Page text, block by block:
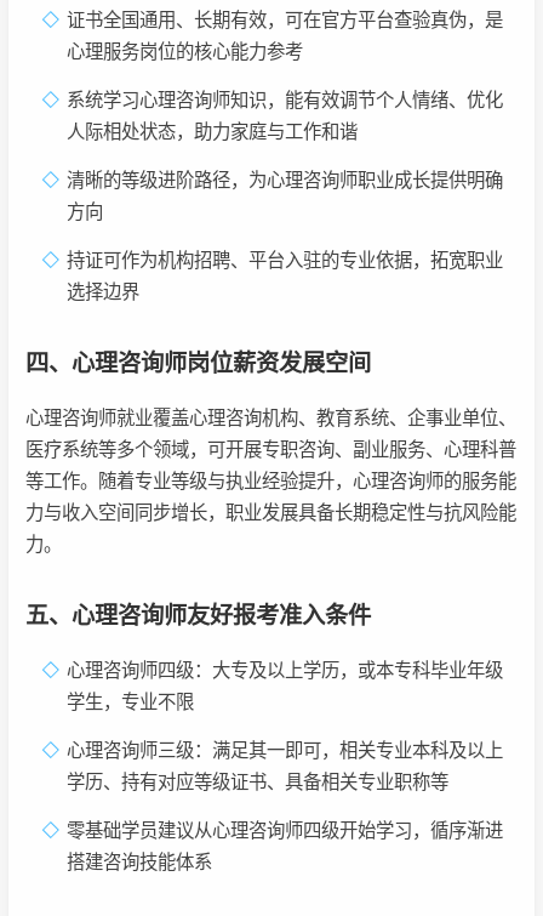
证书全国通用、长期有效，可在官方平台查验真伪，是
心理服务岗位的核心能力参考
系统学习心理咨询师知识，能有效调节个人情绪、优化
人际相处状态，助力家庭与工作和谐
清晰的等级进阶路径，为心理咨询师职业成长提供明确
方向
持证可作为机构招聘、平台入驻的专业依据，拓宽职业
选择边界
四、心理咨询师岗位薪资发展空间
心理咨询师就业覆盖心理咨询机构、教育系统、企事业单位、
医疗系统等多个领域，可开展专职咨询、副业服务、心理科普
等工作。随着专业等级与执业经验提升，心理咨询师的服务能
力与收入空间同步增长，职业发展具备长期稳定性与抗风险能
力。
五、心理咨询师友好报考准入条件
心理咨询师四级：大专及以上学历，或本专科毕业年级
学生，专业不限
心理咨询师三级：满足其一即可，相关专业本科及以上
学历、持有对应等级证书、具备相关专业职称等
零基础学员建议从心理咨询师四级开始学习，循序渐进
搭建咨询技能体系